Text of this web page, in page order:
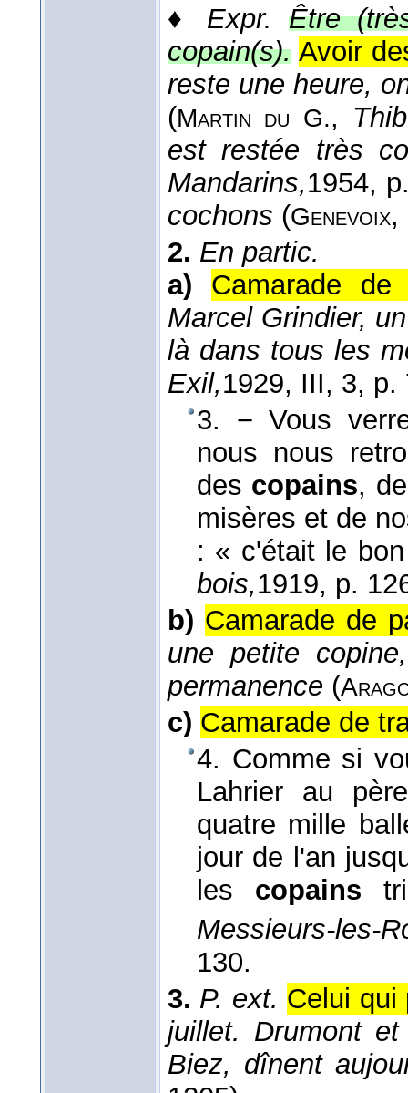
♦ Expr.
Être
copain(s). Avoir
reste une heure,
(Martin du G.,
est restée très
Mandarins,1954,
cochons (Genevoix,
2. En partic.
a)
Camarade de
Marcel Grindier,
là dans tous les
Exil,1929, III, 3, p.
3. − Vous
nous nous
des copains,
misères et de
: « c'était le
bois,1919, p.
b) Camarade de
une petite
permanence (
c) Camarade de
4. Comme si
Lahrier au
quatre mille
jour de l'an
les copains
Messieurs-les-
130.
3. P. ext. Celui qui
juillet. Drumont
Biez, dînent